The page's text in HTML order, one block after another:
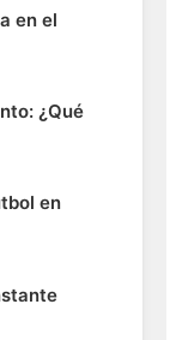
en el
¿Qué
en